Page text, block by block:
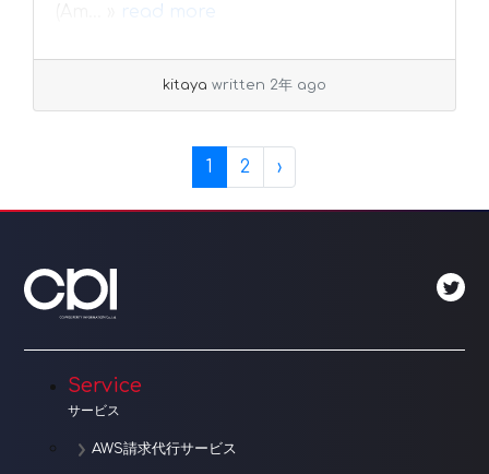
read more
kitaya written 2年 ago
Current Page
1 Page
2 ›
Service
サービス
AWS請求代行サービス